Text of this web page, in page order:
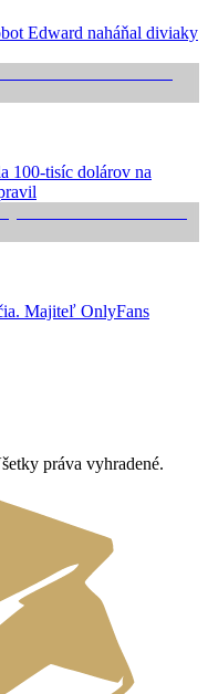
Edward naháňal diviaky
100-tisíc dolárov na
Majiteľ OnlyFans
práva vyhradené.